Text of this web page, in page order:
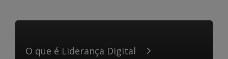
O que é Liderança Digital